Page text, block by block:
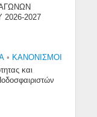
2027
• ΚΑΝΟΝΙΣΜΟΙ
και